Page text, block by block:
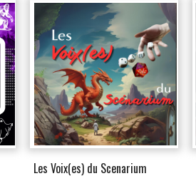
Les Voix(es) du Scenarium